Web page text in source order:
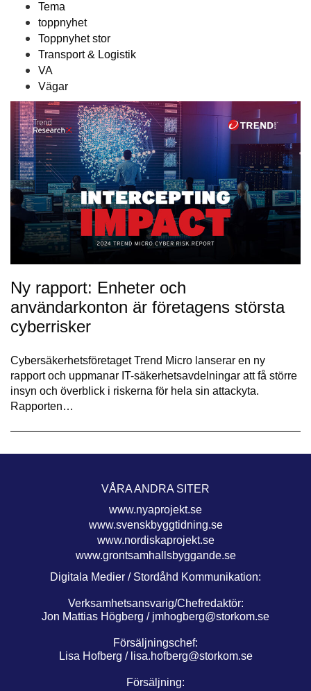
Tema
toppnyhet
Toppnyhet stor
Transport & Logistik
VA
Vägar
Ny rapport: Enheter och
användarkonton är företagens största
cyberrisker
Cybersäkerhetsföretaget Trend Micro lanserar en ny
rapport och uppmanar IT-säkerhetsavdelningar att få större
insyn och överblick i riskerna för hela sin attackyta.
Rapporten…
VÅRA ANDRA SITER
www.nyaprojekt.se
www.svenskbyggtidning.se
www.nordiskaprojekt.se
www.grontsamhallsbyggande.se
Digitala Medier / Stordåhd Kommunikation:
Verksamhetsansvarig/Chefredaktör:
Jon Mattias Högberg / jmhogberg@storkom.se
Försäljningschef:
Lisa Hofberg / lisa.hofberg@storkom.se
Försäljning: